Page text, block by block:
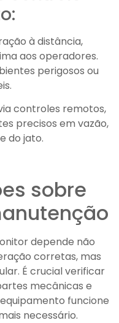
à distância,
aos operadores.
perigosos ou
controles remotos,
precisos em vazão,
do jato.
sobre
depende não
corretas, mas
É crucial verificar
mecânicas e
funcione
necessário.